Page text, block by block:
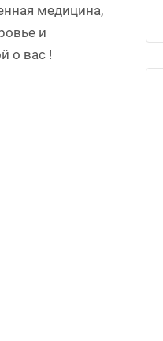
медицина,
и
о вас !